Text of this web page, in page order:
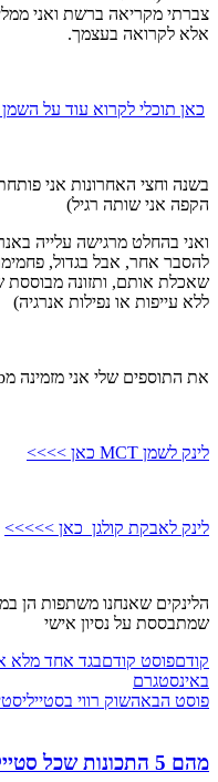
צברתי מקריאה ברשת ואני
אלא לקרואה בעצמך.
כאן תוכלי לקרוא עוד על
בשנה וחצי האחרונות אני
הקפה אני שותה רגיל)
ואני בהחלט מרגישה עלייה
להסבר אחר, אבל בגדול,
שאכלת אותם, ותזונה מבוססת
ללא עייפות או נפילות אנרגיה)
את התוספים שלי אני מזמינה מIherb
לינק לשמן MCT כאן >>>>
לינק לאבקת קולגן כאן >>>>>
הלינקים שאנחנו משתפות הן
שמתבססת על נסיון אישי
קודםפוסט קודםבגד אחד מלא
באינסטגרם
פוסט הבאהשוק רווי
מהם 5 התכונות שכל סטייליסטית אישית צריכה?